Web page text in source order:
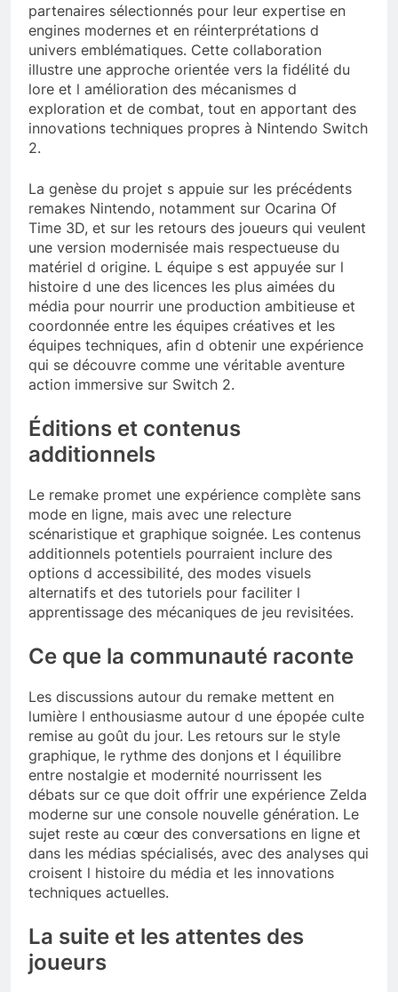
partenaires sélectionnés pour leur expertise en
engines modernes et en réinterprétations d
univers emblématiques. Cette collaboration
illustre une approche orientée vers la fidélité du
lore et l amélioration des mécanismes d
exploration et de combat, tout en apportant des
innovations techniques propres à Nintendo Switch
2.
La genèse du projet s appuie sur les précédents
remakes Nintendo, notamment sur Ocarina Of
Time 3D, et sur les retours des joueurs qui veulent
une version modernisée mais respectueuse du
matériel d origine. L équipe s est appuyée sur l
histoire d une des licences les plus aimées du
média pour nourrir une production ambitieuse et
coordonnée entre les équipes créatives et les
équipes techniques, afin d obtenir une expérience
qui se découvre comme une véritable aventure
action immersive sur Switch 2.
Éditions et contenus
additionnels
Le remake promet une expérience complète sans
mode en ligne, mais avec une relecture
scénaristique et graphique soignée. Les contenus
additionnels potentiels pourraient inclure des
options d accessibilité, des modes visuels
alternatifs et des tutoriels pour faciliter l
apprentissage des mécaniques de jeu revisitées.
Ce que la communauté raconte
Les discussions autour du remake mettent en
lumière l enthousiasme autour d une épopée culte
remise au goût du jour. Les retours sur le style
graphique, le rythme des donjons et l équilibre
entre nostalgie et modernité nourrissent les
débats sur ce que doit offrir une expérience Zelda
moderne sur une console nouvelle génération. Le
sujet reste au cœur des conversations en ligne et
dans les médias spécialisés, avec des analyses qui
croisent l histoire du média et les innovations
techniques actuelles.
La suite et les attentes des
joueurs